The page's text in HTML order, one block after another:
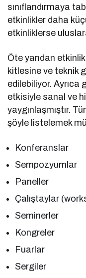
sınıflandırmaya
etkinlikler daha
etkinliklerse
Öte yandan
kitlesine ve teknik
edilebiliyor. Ayrıca
etkisiyle sanal ve
yaygınlaşmıştır.
şöyle listelemek
Konferanslar
Sempozyumlar
Paneller
Çalıştaylar
Seminerler
Kongreler
Fuarlar
Sergiler